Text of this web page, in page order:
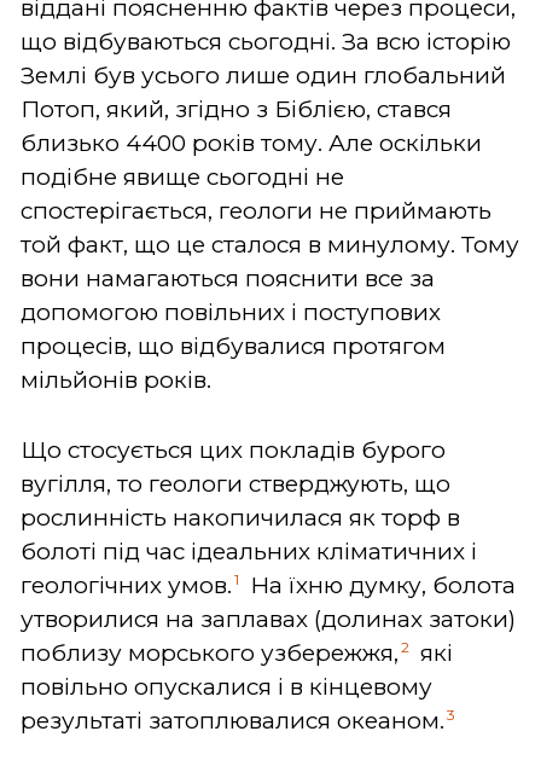
віддані поясненню фактів через процеси,
що відбуваються сьогодні. За всю історію
Землі був усього лише один глобальний
Потоп, який, згідно з Біблією, стався
близько 4400 років тому. Але оскільки
подібне явище сьогодні не
спостерігається, геологи не приймають
той факт, що це сталося в минулому. Тому
вони намагаються пояснити все за
допомогою повільних і поступових
процесів, що відбувалися протягом
мільйонів років.
Що стосується цих покладів бурого
вугілля, то геологи стверджують, що
рослинність накопичилася як торф в
болоті під час ідеальних кліматичних і
геологічних умов. 1
На їхню думку, болота
утворилися на заплавах (долинах затоки)
поблизу морського узбережжя, 2
які
повільно опускалися і в кінцевому
результаті затоплювалися океаном. 3